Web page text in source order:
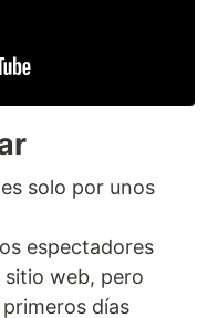
solo por unos
espectadores
sitio web, pero
días